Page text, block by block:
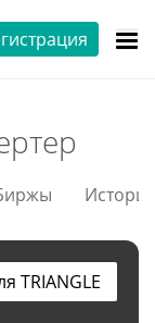
TRIANGLE